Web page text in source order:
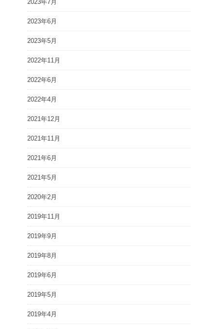
2023年7月
2023年6月
2023年5月
2022年11月
2022年6月
2022年4月
2021年12月
2021年11月
2021年6月
2021年5月
2020年2月
2019年11月
2019年9月
2019年8月
2019年6月
2019年5月
2019年4月